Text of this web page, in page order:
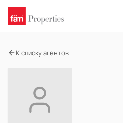
К списку агентов